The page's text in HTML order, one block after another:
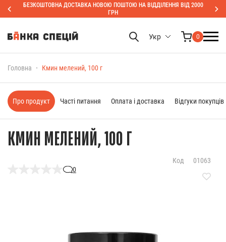
БЕЗКОШТОВНА ДОСТАВКА НОВОЮ ПОШТОЮ НА ВІДДІЛЕННЯ ВІД 2000
ГРН
Укр 0
Головна Кмин мелений, 100 г
КМИН МЕЛЕНИЙ, 100 Г
0
Код 01063
Про продукт Часті питання Оплата і доставка Відгуки покупців